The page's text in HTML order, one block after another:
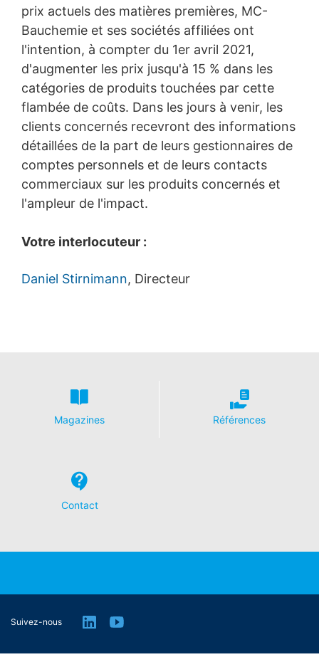
prix actuels des matières premières, MC-
Bauchemie et ses sociétés affiliées ont
l'intention, à compter du 1er avril 2021,
d'augmenter les prix jusqu'à 15 % dans les
catégories de produits touchées par cette
flambée de coûts. Dans les jours à venir, les
clients concernés recevront des informations
détaillées de la part de leurs gestionnaires de
comptes personnels et de leurs contacts
commerciaux sur les produits concernés et
l'ampleur de l'impact.
Votre interlocuteur :
Daniel Stirnimann, Directeur
Magazines Références
Contact
Suivez-nous